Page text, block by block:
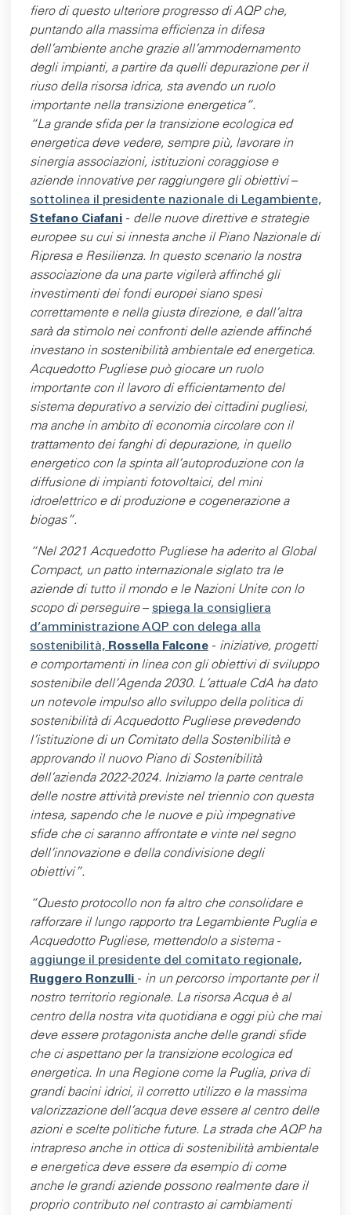
fiero di questo ulteriore progresso di AQP che,
puntando alla massima efficienza in difesa
dell'ambiente anche grazie all’ammodernamento
degli impianti, a partire da quelli depurazione per il
riuso della risorsa idrica, sta avendo un ruolo
importante nella transizione energetica”.
“La grande sfida per la transizione ecologica ed
energetica deve vedere, sempre più, lavorare in
sinergia associazioni, istituzioni coraggiose e
aziende innovative per raggiungere gli obiettivi –
sottolinea il presidente nazionale di Legambiente,
Stefano Ciafani - delle nuove direttive e strategie
europee su cui si innesta anche il Piano Nazionale di
Ripresa e Resilienza. In questo scenario la nostra
associazione da una parte vigilerà affinché gli
investimenti dei fondi europei siano spesi
correttamente e nella giusta direzione, e dall'altra
sarà da stimolo nei confronti delle aziende affinché
investano in sostenibilità ambientale ed energetica.
Acquedotto Pugliese può giocare un ruolo
importante con il lavoro di efficientamento del
sistema depurativo a servizio dei cittadini pugliesi,
ma anche in ambito di economia circolare con il
trattamento dei fanghi di depurazione, in quello
energetico con la spinta all'autoproduzione con la
diffusione di impianti fotovoltaici, del mini
idroelettrico e di produzione e cogenerazione a
biogas”.
“Nel 2021 Acquedotto Pugliese ha aderito al Global
Compact, un patto internazionale siglato tra le
aziende di tutto il mondo e le Nazioni Unite con lo
scopo di perseguire– spiega la consigliera
d’amministrazione AQP con delega alla
sostenibilità, Rossella Falcone - iniziative, progetti
e comportamenti in linea con gli obiettivi di sviluppo
sostenibile dell’Agenda 2030. L’attuale CdA ha dato
un notevole impulso allo sviluppo della politica di
sostenibilità di Acquedotto Pugliese prevedendo
l’istituzione di un Comitato della Sostenibilità e
approvando il nuovo Piano di Sostenibilità
dell’azienda 2022-2024. Iniziamo la parte centrale
delle nostre attività previste nel triennio con questa
intesa, sapendo che le nuove e più impegnative
sfide che ci saranno affrontate e vinte nel segno
dell’innovazione e della condivisione degli
obiettivi”.
“Questo protocollo non fa altro che consolidare e
rafforzare il lungo rapporto tra Legambiente Puglia e
Acquedotto Pugliese, mettendolo a sistema-
aggiunge il presidente del comitato regionale,
Ruggero Ronzulli - in un percorso importante per il
nostro territorio regionale. La risorsa Acqua è al
centro della nostra vita quotidiana e oggi più che mai
deve essere protagonista anche delle grandi sfide
che ci aspettano per la transizione ecologica ed
energetica. In una Regione come la Puglia, priva di
grandi bacini idrici, il corretto utilizzo e la massima
valorizzazione dell'acqua deve essere al centro delle
azioni e scelte politiche future. La strada che AQP ha
intrapreso anche in ottica di sostenibilità ambientale
e energetica deve essere da esempio di come
anche le grandi aziende possono realmente dare il
proprio contributo nel contrasto ai cambiamenti